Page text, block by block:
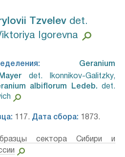
Tzvelev⁣ det.
Igorevna
Geranium
det. Ikonnikov-Galitzky,
albiflorum Ledeb.⁣ det.
117. Дата сбора: 1873.
сектора Сибири и